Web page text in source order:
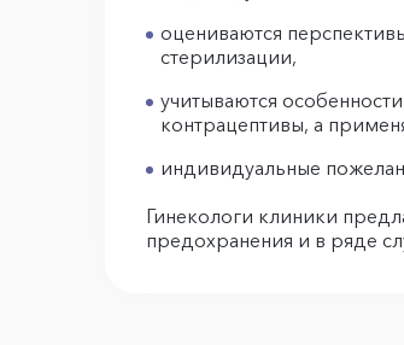
оцениваются
стерилизации,
учитываются
контрацептивы, а
индивидуальные
Гинекологи клиники
предохранения и в ряде